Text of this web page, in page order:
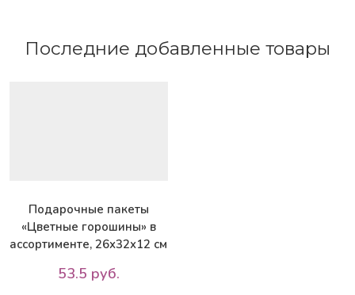
Последние добавленные товары
Подарочные пакеты
«Цветные горошины» в
ассортименте, 26x32x12 см
53.5 руб.